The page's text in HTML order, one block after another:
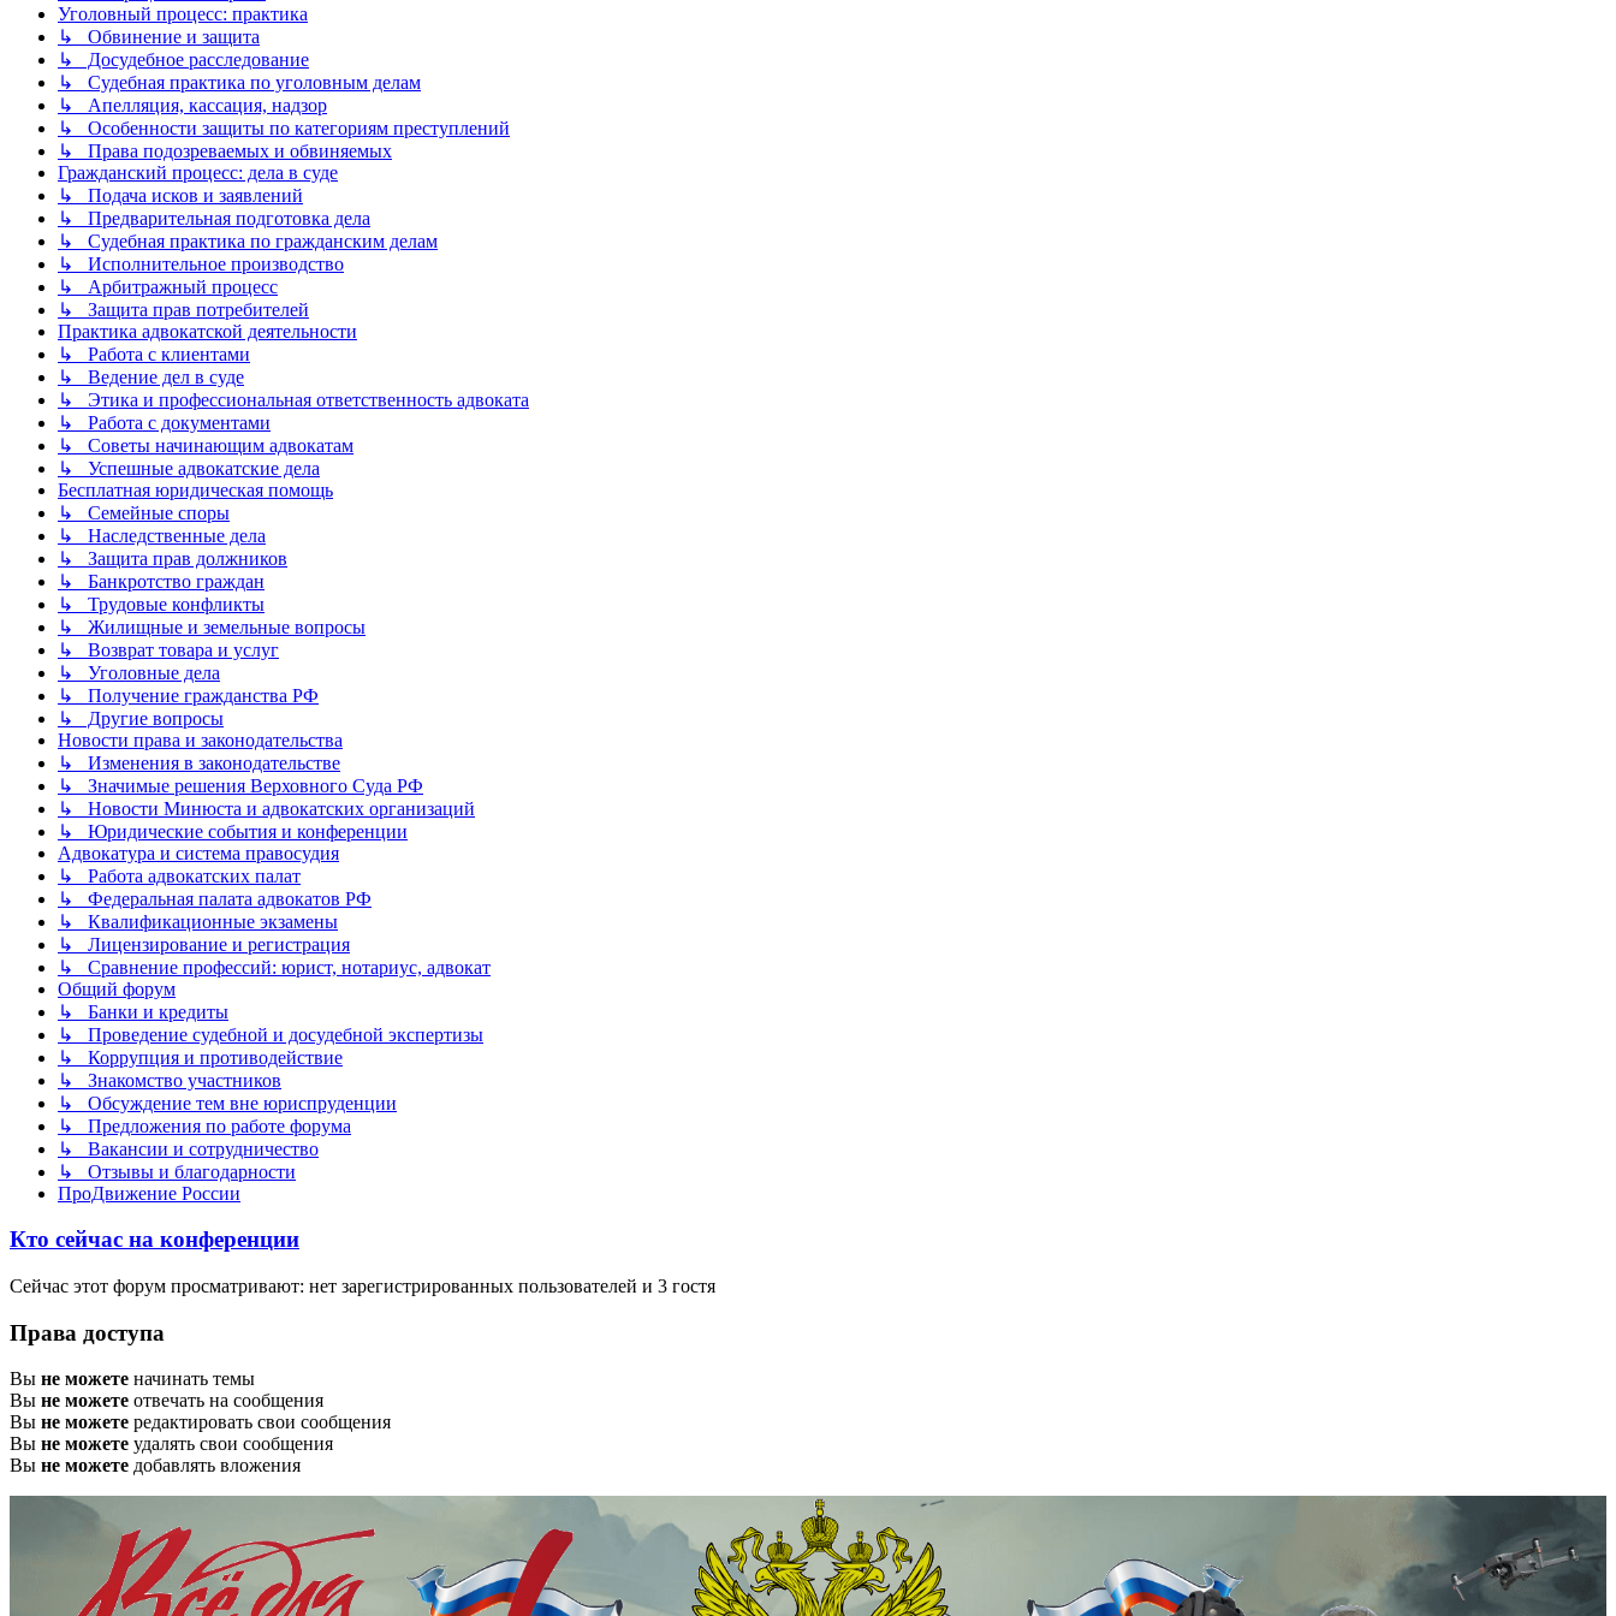
Уголовный процесс: практика
↳ Обвинение и защита
↳ Досудебное расследование
↳ Судебная практика по уголовным делам
↳ Апелляция, кассация, надзор
↳ Особенности защиты по категориям преступлений
↳ Права подозреваемых и обвиняемых
Гражданский процесс: дела в суде
↳ Подача исков и заявлений
↳ Предварительная подготовка дела
↳ Судебная практика по гражданским делам
↳ Исполнительное производство
↳ Арбитражный процесс
↳ Защита прав потребителей
Практика адвокатской деятельности
↳ Работа с клиентами
↳ Ведение дел в суде
↳ Этика и профессиональная ответственность адвоката
↳ Работа с документами
↳ Советы начинающим адвокатам
↳ Успешные адвокатские дела
Бесплатная юридическая помощь
↳ Семейные споры
↳ Наследственные дела
↳ Защита прав должников
↳ Банкротство граждан
↳ Трудовые конфликты
↳ Жилищные и земельные вопросы
↳ Возврат товара и услуг
↳ Уголовные дела
↳ Получение гражданства РФ
↳ Другие вопросы
Новости права и законодательства
↳ Изменения в законодательстве
↳ Значимые решения Верховного Суда РФ
↳ Новости Минюста и адвокатских организаций
↳ Юридические события и конференции
Адвокатура и система правосудия
↳ Работа адвокатских палат
↳ Федеральная палата адвокатов РФ
↳ Квалификационные экзамены
↳ Лицензирование и регистрация
↳ Сравнение профессий: юрист, нотариус, адвокат
Общий форум
↳ Банки и кредиты
↳ Проведение судебной и досудебной экспертизы
↳ Коррупция и противодействие
↳ Знакомство участников
↳ Обсуждение тем вне юриспруденции
↳ Предложения по работе форума
↳ Вакансии и сотрудничество
↳ Отзывы и благодарности
ПроДвижение России
Кто сейчас на конференции
Сейчас этот форум просматривают: нет зарегистрированных пользователей и 3 гостя
Права доступа
Вы не можете начинать темы
Вы не можете отвечать на сообщения
Вы не можете редактировать свои сообщения
Вы не можете удалять свои сообщения
Вы не можете добавлять вложения